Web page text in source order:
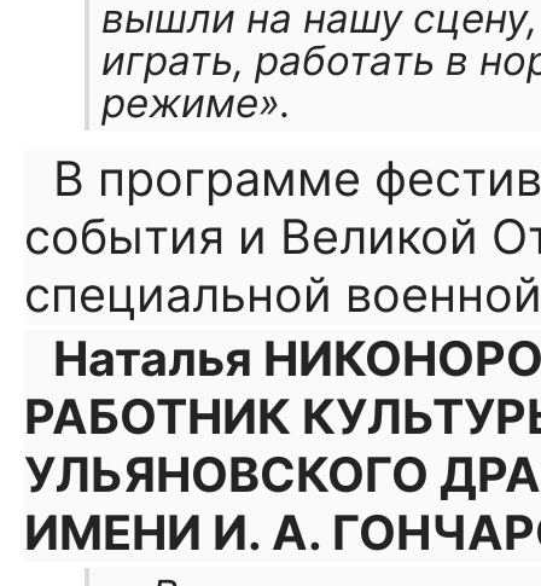
вышли на нашу
играть, работать в
режиме».
В программе
события и Великой
специальной
Наталья
РАБОТНИК
УЛЬЯНОВСКОГО
ИМЕНИ И. А.